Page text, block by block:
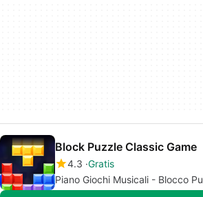
Block Puzzle Classic Game
4.3 Gratis
Piano Giochi Musicali - Blocco